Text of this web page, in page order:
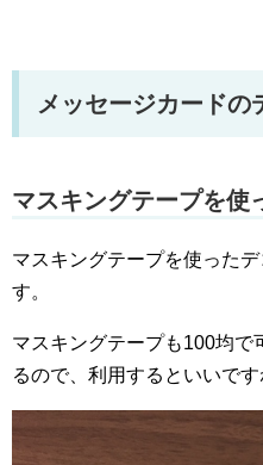
メッセージカードの
マスキングテープを使
マスキングテープを使った
す。
マスキングテープも100均で
るので、利用するといいです